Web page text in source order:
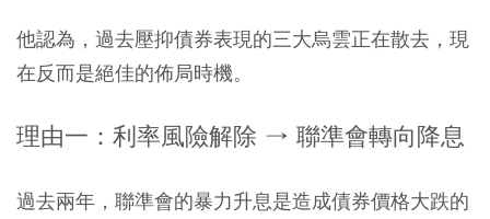
他認為，過去壓抑債券表現的三大烏雲正在散去，現
在反而是絕佳的佈局時機。
理由一：利率風險解除 → 聯準會轉向降息
過去兩年，聯準會的暴力升息是造成債券價格大跌的